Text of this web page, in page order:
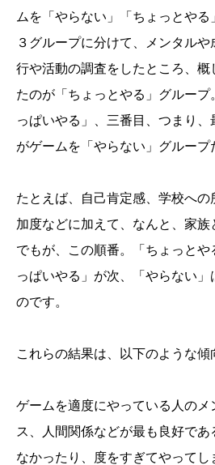
ムを「やらない」「ちょっとや
３グループに分けて、メンタル
行や活動の調査をしたところ、概
たのが「ちょっとやる」グルー
っぱいやる」、三番目、つまり
がゲームを「やらない」グループ
たとえば、自己肯定感、学校へ
加度などに加えて、なんと、家族
でもが、この順番。「ちょっと
っぱいやる」が次、「やらない
のです。
これらの結果は、以下のような傾
ゲームを適度にやっている人の
ス、人間関係などが最も良好で
なかったり、度をすぎてやってし